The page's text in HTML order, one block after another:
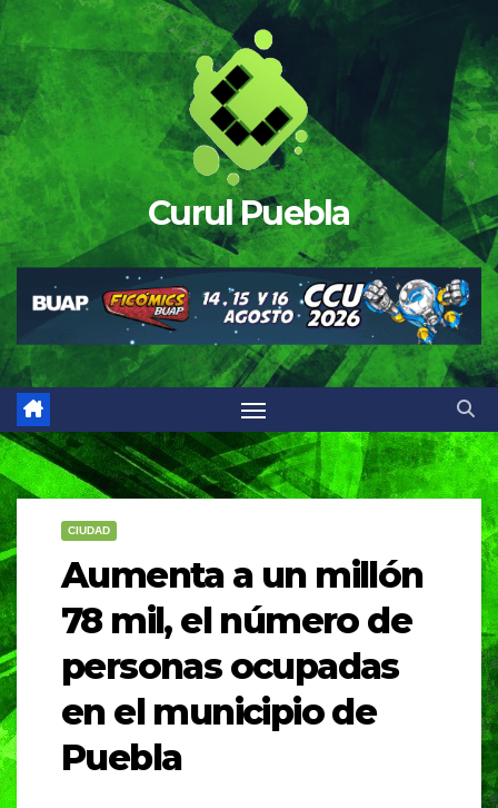
Saltar
al
contenido
Curul Puebla
CIUDAD
Aumenta a un millón
78 mil, el número de
personas ocupadas
en el municipio de
Puebla